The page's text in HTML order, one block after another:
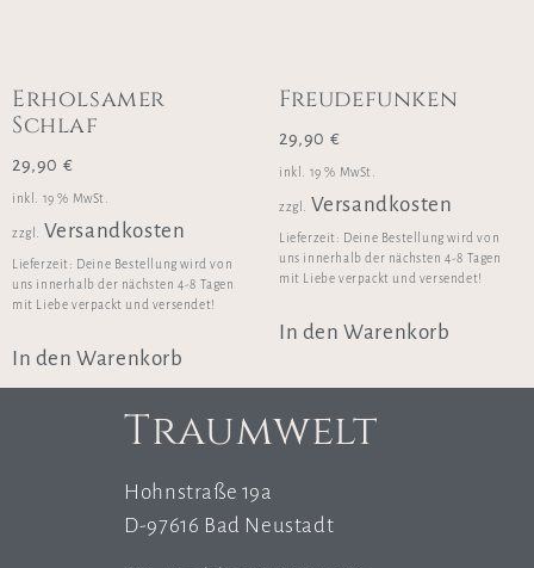
Erholsamer
Schlaf
29,90 €
inkl. 19 % MwSt.
zzgl. Versandkosten
Lieferzeit: Deine Bestellung wird von
uns innerhalb der nächsten 4-8 Tagen
mit Liebe verpackt und versendet!
In den Warenkorb
Freudefunken
29,90 €
inkl. 19 % MwSt.
zzgl. Versandkosten
Lieferzeit: Deine Bestellung wird von
uns innerhalb der nächsten 4-8 Tagen
mit Liebe verpackt und versendet!
In den Warenkorb
Traumwelt
Hohnstraße 19a
D-97616 Bad Neustadt